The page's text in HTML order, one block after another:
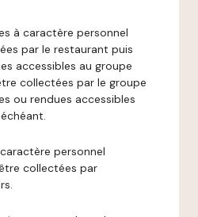
à caractère personnel
par le restaurant puis
accessibles au groupe
collectées par le groupe
ou rendues accessibles
personnel
collectées par